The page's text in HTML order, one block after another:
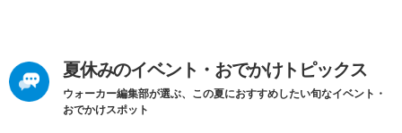
夏休みのイベント・おでかけトピックス
ウォーカー編集部が選ぶ、この夏におすすめしたい旬なイベント・
おでかけスポット